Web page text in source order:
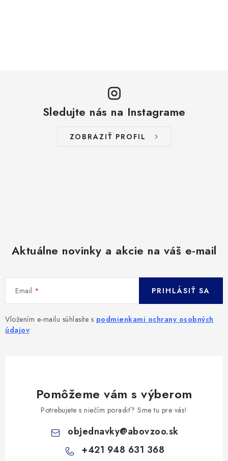
Sledujte nás na Instagrame
ZOBRAZIŤ PROFIL
Aktuálne novinky a akcie na váš e-mail
Email
Vložením e-mailu súhlasíte s podmienkami ochrany osobných
údajov
PRIHLÁSIŤ SA
Pomôžeme vám s výberom
Potrebujete s niečím poradiť? Sme tu pre vás!
objednavky@abovzoo.sk
+421 948 631 368